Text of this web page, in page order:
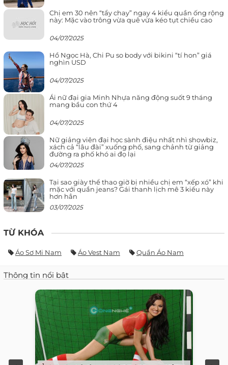
Chị em 30 nên “tẩy chay” ngay 4 kiểu quần ống rộng
này: Mặc vào trông vừa quê vừa kéo tụt chiều cao
04/07/2025
Hồ Ngọc Hà, Chi Pu so body với bikini “tí hon” giá
nghìn USD
04/07/2025
Ái nữ đại gia Minh Nhựa năng động suốt 9 tháng
mang bầu con thứ 4
04/07/2025
Nữ giảng viên đại học sành điệu nhất nhì showbiz,
xách cả “lâu đài” xuống phố, sang chảnh từ giảng
đường ra phố khó ai đọ lại
04/07/2025
Tại sao giày thể thao giờ bị nhiều chị em “xếp xó” khi
mặc với quần jeans? Gái thanh lịch mê 3 kiểu này
hơn hẳn
03/07/2025
TỪ KHÓA
Áo Sơ Mi Nam Áo Vest Nam Quần Áo Nam
Thông tin nổi bật